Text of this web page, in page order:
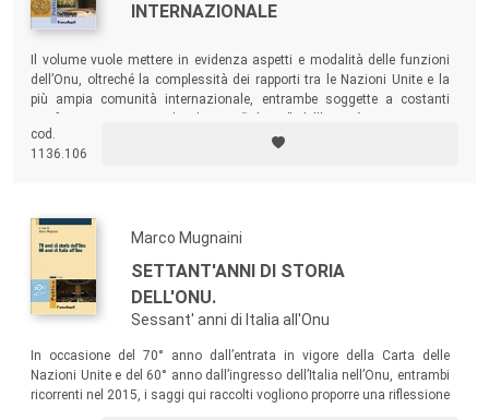
INTERNAZIONALE
Il volume vuole mettere in evidenza aspetti e modalità delle funzioni
dell’Onu, oltreché la complessità dei rapporti tra le Nazioni Unite e la
più ampia comunità internazionale, entrambe soggette a costanti
sicurezza internazionale, sviluppo economico-sociale e salvaguardia
dell’ambiente, difesa dei diritti umani.
cod.
1136.106
Marco Mugnaini
SETTANT'ANNI DI STORIA
DELL'ONU.
Sessant' anni di Italia all'Onu
In occasione del 70° anno dall’entrata in vigore della Carta delle
Nazioni Unite e del 60° anno dall’ingresso dell’Italia nell’Onu, entrambi
ricorrenti nel 2015, i saggi qui raccolti vogliono proporre una riflessione